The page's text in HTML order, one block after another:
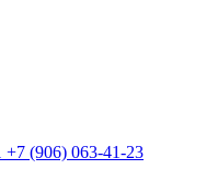
+7 (906) 063-41-23